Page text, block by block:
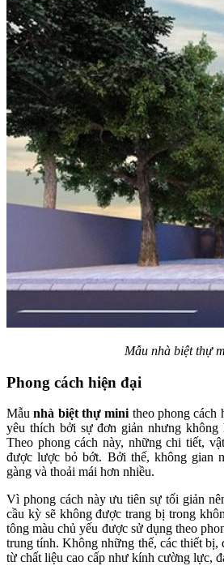
Mẫu nhà biệt thự
Phong cách hiện đại
Mẫunhà biệt thự mini theo phong cách
yêu thích bởi sự đơn giản nhưng không
Theo phong cách này, những chi tiết,
được lược bỏ bớt. Bởi thế, không gian
gàng và thoải mái hơn nhiều.
Vì phong cách này ưu tiên sự tối giản
cầu kỳ sẽ không được trang bị trong
tông màu chủ yếu được sử dụng theo
trung tính. Không những thế, các thiết bị,
từ chất liệu cao cấp như kính cường lực,